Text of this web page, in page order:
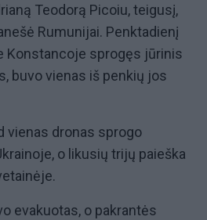
Teodorą Picoiu, teigusį,
Rumunijai. Penktadienį
Konstancoje sprogęs jūrinis
buvo vienas iš penkių jos
vienas dronas sprogo
o likusių trijų paieška
evakuotas, o pakrantės